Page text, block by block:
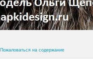
Пожаловаться на содержание